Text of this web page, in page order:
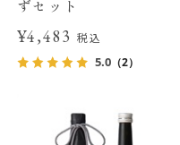
ずセット
¥4,483税込
5.0（2）